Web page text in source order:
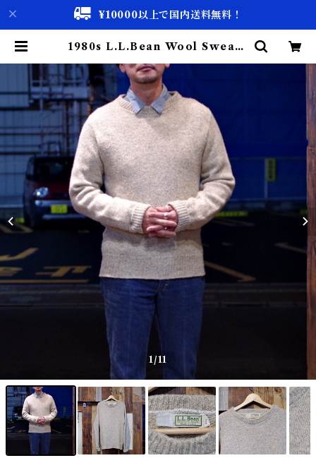
¥10000以上で国内送料無料！
1980s L.L.Bean Wool Sweate
ター | 古着屋 仙台 biscco【古着
& Vintage 通販】
1/11